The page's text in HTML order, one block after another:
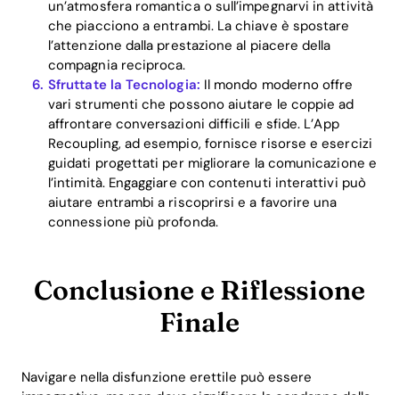
un’atmosfera romantica o sull’impegnarvi in attività
che piacciono a entrambi. La chiave è spostare
l’attenzione dalla prestazione al piacere della
compagnia reciproca.
Sfruttate la Tecnologia: Il mondo moderno offre
vari strumenti che possono aiutare le coppie ad
affrontare conversazioni difficili e sfide. L’App
Recoupling, ad esempio, fornisce risorse e esercizi
guidati progettati per migliorare la comunicazione e
l’intimità. Engaggiare con contenuti interattivi può
aiutare entrambi a riscoprirsi e a favorire una
connessione più profonda.
Conclusione e Riflessione
Finale
Navigare nella disfunzione erettile può essere